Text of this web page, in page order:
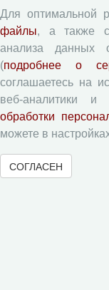
Поиск
Подборка статей
Авторам
Правила для
Типовой
Согласие на
Авторские права
Для оптимальной
файлы, а также
анализа данных
(подробнее о
соглашаетесь на
веб-аналитики
обработки
можете в
СОГЛАСЕН